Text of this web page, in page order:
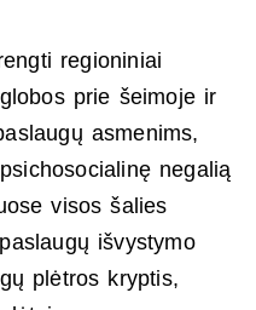
regioniniai
prie šeimoje ir
asmenims,
negalią
visos šalies
išvystymo
plėtros kryptis,